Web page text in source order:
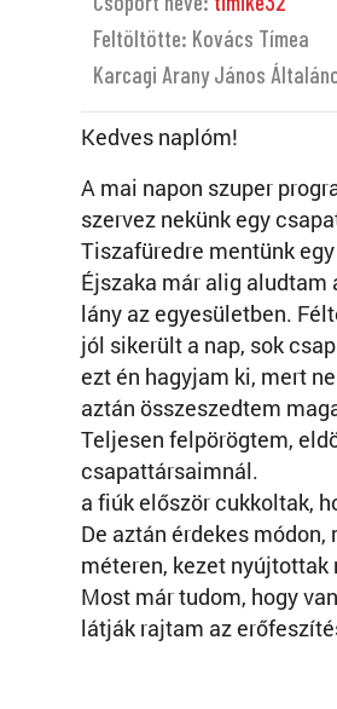
Feltöltötte: Kovács Tímea
Karcagi Arany János
Kedves naplóm!
A mai napon szuper
szervez nekünk egy
Tiszafüredre mentünk
Éjszaka már alig aludtam
lány az egyesületben.
jól sikerült a nap, sok
ezt én hagyjam ki, mert
aztán összeszedtem
Teljesen felpörögtem,
csapattársaimnál.
a fiúk először cukkoltak,
De aztán érdekes
méteren, kezet nyújtottak
Most már tudom, hogy
látják rajtam az